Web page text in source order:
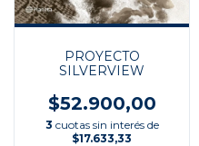
PROYECTO
SILVERVIEW
$52.900,00
3 cuotas sin interés de
$17.633,33